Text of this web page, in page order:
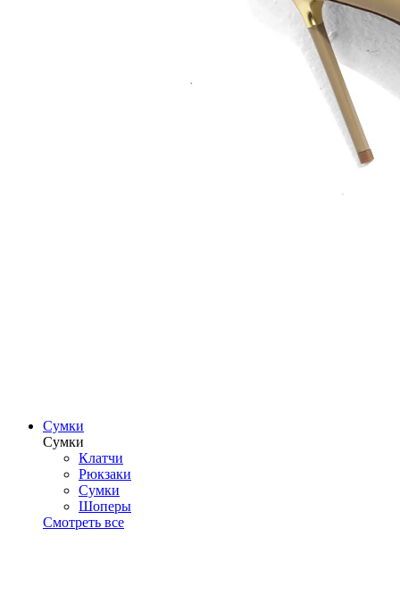
Сумки
Сумки
Клатчи
Рюкзаки
Сумки
Шоперы
Смотреть все